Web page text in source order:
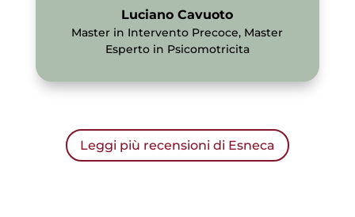
Luciano Cavuoto
Master in Intervento Precoce, Master
Esperto in Psicomotricita
Leggi più recensioni di Esneca